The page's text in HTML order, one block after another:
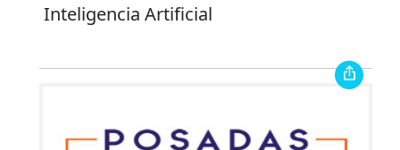
Inteligencia Artificial